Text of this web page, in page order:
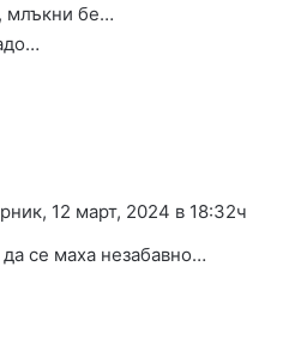
млъкни бе…
12 март, 2024 в 18:32ч
се маха незабавно…